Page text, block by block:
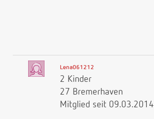
Lena061212
2 Kinder
27 Bremerhaven
Mitglied seit 09.03.2014